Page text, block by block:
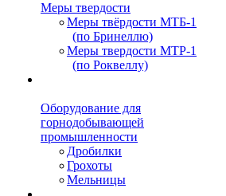
Меры твердости
Меры твёрдости МТБ-1
(по Бринеллю)
Меры твердости МТР-1
(по Роквеллу)
Оборудование для
горнодобывающей
промышленности
Дробилки
Грохоты
Мельницы